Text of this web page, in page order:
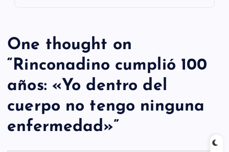
One thought on
“Rinconadino cumplió 100
años: «Yo dentro del
cuerpo no tengo ninguna
enfermedad»”